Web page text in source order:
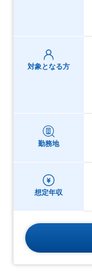
対象となる方
勤務地
想定年収